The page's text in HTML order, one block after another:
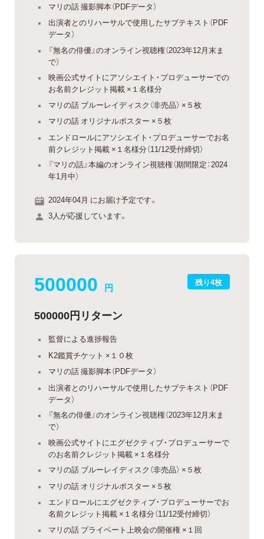
マリの話 撮影脚本（PDFデータ）
出演者とのリハーサルで使用したサブテキスト（PDF
データ）
『無名の俳優』のオンライン視聴権（2023年12月末ま
で）
映画公式サイトにアソシエイト・プロデューサーでの
お名前クレジット掲載 ×１名様分
マリの話 ブルーレイディスク（非売品） ×５枚
マリの話 オリジナルポスター ×５枚
エンドロールにアソシエイト・プロデューサーでお名
前クレジット掲載 ×１名様分（11/12受付締切）
『マリの話』本編のオンライン視聴権（期間限定：2024
年1月中）
2024年04月 にお届け予定です。
3人が応援しています。
残り4枚
500000 円
500000円リターン
監督による進捗報告
K2鑑賞チケット ×１０枚
マリの話 撮影脚本（PDFデータ）
出演者とのリハーサルで使用したサブテキスト（PDF
データ）
『無名の俳優』のオンライン視聴権（2023年12月末ま
で）
映画公式サイトにエグゼクティブ・プロデューサーで
のお名前クレジット掲載 ×１名様分
マリの話 ブルーレイディスク（非売品） ×５枚
マリの話 オリジナルポスター ×５枚
エンドロールにエグゼクティブ・プロデューサーでお
名前クレジット掲載 ×１名様分（11/12受付締切）
マリの話 プライベート上映会の開催権 ×１回